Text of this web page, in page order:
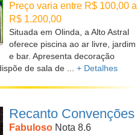
Preço varia entre R$ 100,00 a
R$ 1.200,00
Situada em Olinda, a Alto Astral
oferece piscina ao ar livre, jardim
e bar. Apresenta decoração
de sala de ... + Detalhes
Recanto Convenções
Fabuloso Nota 8.6